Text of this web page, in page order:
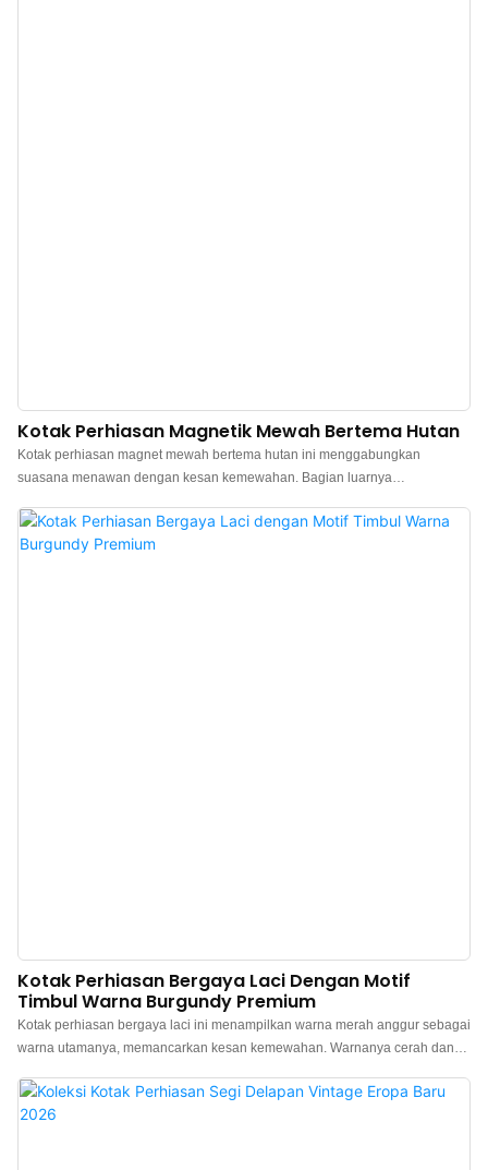
Kotak Perhiasan Magnetik Mewah Bertema Hutan
Kotak perhiasan magnet mewah bertema hutan ini menggabungkan
suasana menawan dengan kesan kemewahan. Bagian luarnya
alami dan menyegarkan dari gaya hutan. Dipadukan dengan interior kuning
yang mencolok, desain blok warna ini meningkatkan kedalaman visual dan
Kotak Perhiasan Bergaya Laci Dengan Motif
Timbul Warna Burgundy Premium
Kotak perhiasan bergaya laci ini menampilkan warna merah anggur sebagai
warna utamanya, memancarkan kesan kemewahan. Warnanya cerah dan
halus, menciptakan pola berlian artistik 3D. Teksturnya terasa mewah saat
disentuh, menunjukkan kualitas luar biasa melalui detailnya yang